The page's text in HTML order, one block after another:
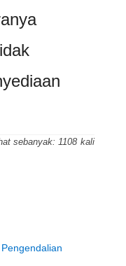
sebanyak: 1108
Pengendalian